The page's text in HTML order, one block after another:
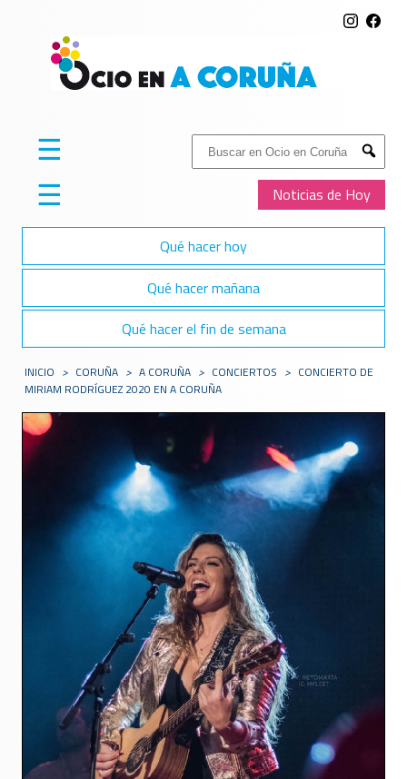
Buscar:
Submit
Noticias de Hoy
☰
☰
Qué hacer hoy
Qué hacer mañana
Qué hacer el fin de semana
INICIO > CORUÑA > A CORUÑA > CONCIERTOS > CONCIERTO DE
MIRIAM RODRÍGUEZ 2020 EN A CORUÑA